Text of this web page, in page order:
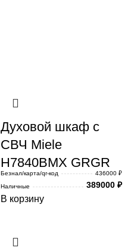
Духовой шкаф с
СВЧ Miele
H7840BMX GRGR
Безнал/карта/qr-код
436000 ₽
Наличные
389000 ₽
В корзину